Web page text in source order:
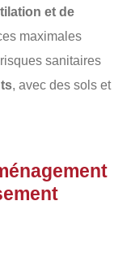
et de
maximales
sanitaires
, avec des sols et